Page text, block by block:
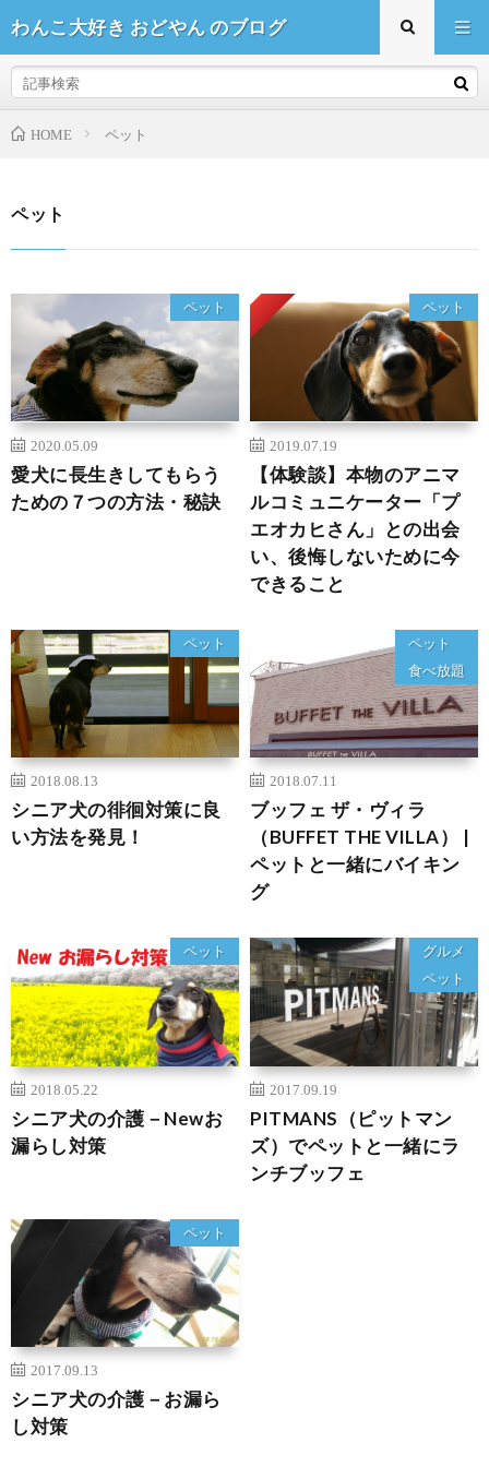
わんこ大好き おどやん のブログ
HOME ペット
ペット
ペット
2020.05.09
愛犬に長生きしてもらう
ための７つの方法・秘訣
ペット
2019.07.19
【体験談】本物のアニマ
ルコミュニケーター「プ
エオカヒさん」との出会
い、後悔しないために今
できること
ペット
2018.08.13
シニア犬の徘徊対策に良
い方法を発見！
ペット
食べ放題
2018.07.11
ブッフェ ザ・ヴィラ
（BUFFET THE VILLA） |
ペットと一緒にバイキン
グ
ペット
2018.05.22
シニア犬の介護－Newお
漏らし対策
グルメ
ペット
2017.09.19
PITMANS（ピットマン
ズ）でペットと一緒にラ
ンチブッフェ
ペット
2017.09.13
シニア犬の介護－お漏ら
し対策